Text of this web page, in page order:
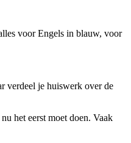
voor Engels in blauw, voor
verdeel je huiswerk over de
het eerst moet doen. Vaak